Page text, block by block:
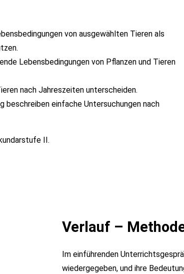
von ausgewählten Tieren als
Lebensbedingungen von Pflanzen und Tieren
nach Jahreszeiten unterscheiden.
beschreiben einfache Untersuchungen nach
II.
Verlauf –
Im einführenden
wiedergegeben, und ihre